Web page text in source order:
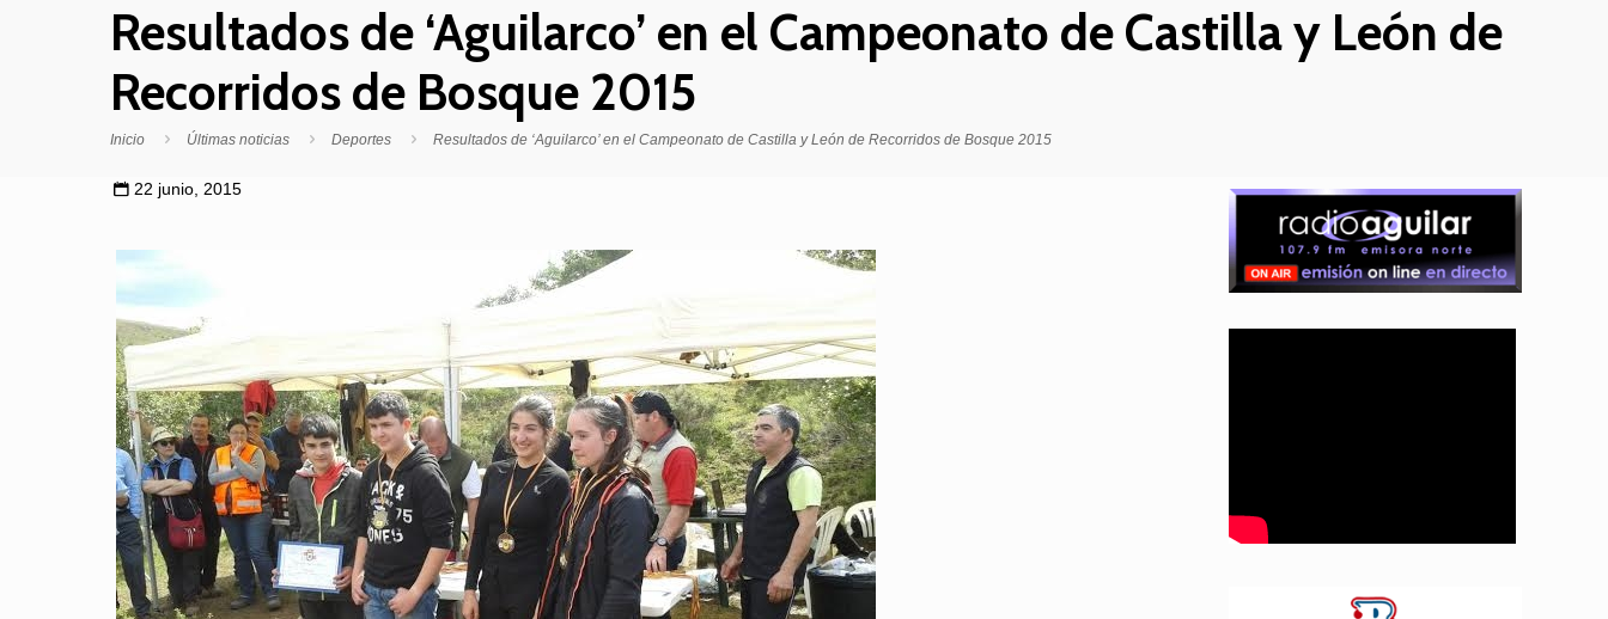
Resultados de ‘Aguilarco’ en el Campeonato de Castilla y León de
Recorridos de Bosque 2015
Inicio Últimas noticias Deportes Resultados de ‘Aguilarco’ en el Campeonato de Castilla y León de Recorridos de Bosque 2015
22 junio, 2015